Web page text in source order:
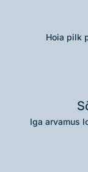
Hoia pilk
Iga arvamus